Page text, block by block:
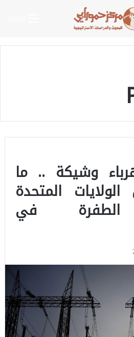
وشيكة .. ما
المتحدة
الطفرة في